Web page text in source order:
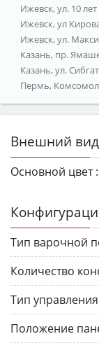
Ижевск, ул. 10
Ижевск, ул
Ижевск, ул.
Казань, пр.
Казань, ул.
Пермь,
Внешний вид
Основной цвет :
Тип варочной
Количество
Тип
Положение